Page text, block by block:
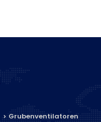
Grubenventilatoren